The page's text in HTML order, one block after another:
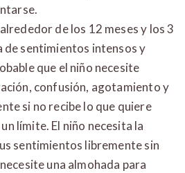
de los 12 meses y los 3
de sentimientos intensos y
que el niño necesite
confusión, agotamiento y
si no recibe lo que quiere
límite. El niño necesita la
sentimientos libremente sin
una almohada para